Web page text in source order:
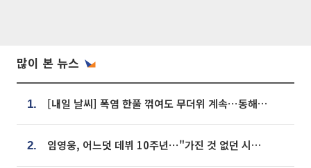
많이 본 뉴스
1. [내일 날씨] 폭염 한풀 꺾여도 무더위 계속⋯동해안 이틀 연속 비
2. 임영웅, 어느덧 데뷔 10주년⋯"가진 것 없던 시절, 내 앞엔 20명의 팬뿐"